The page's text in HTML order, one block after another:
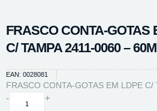
FRASCO CONTA-GOTAS
C/ TAMPA 2411-0060 –
EAN: 0028081
FRASCO CONTA-GOTAS EM LDPE C/
-
FRASCO
+